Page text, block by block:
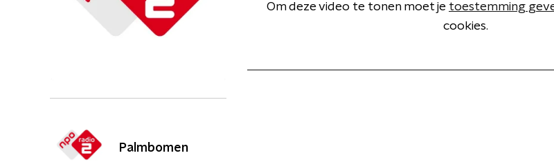
Palmbomen
Om deze video te tonen moet je toestemming
cookies.